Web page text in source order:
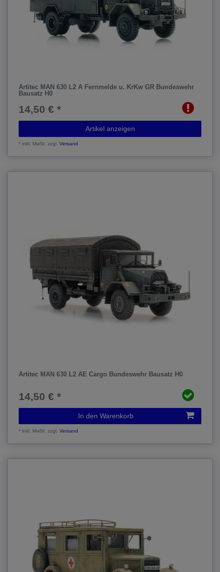
Artitec MAN 630 L2 A Fernmelde u. KrKw GR Bundeswehr
Bausatz H0
14,50 € *
Artikel anzeigen
*inkl. MwSt. zzgl.Versand
Artitec MAN 630 L2 AE Cargo Bundeswehr Bausatz H0
14,50 € *
In den Warenkorb
*inkl. MwSt. zzgl.Versand